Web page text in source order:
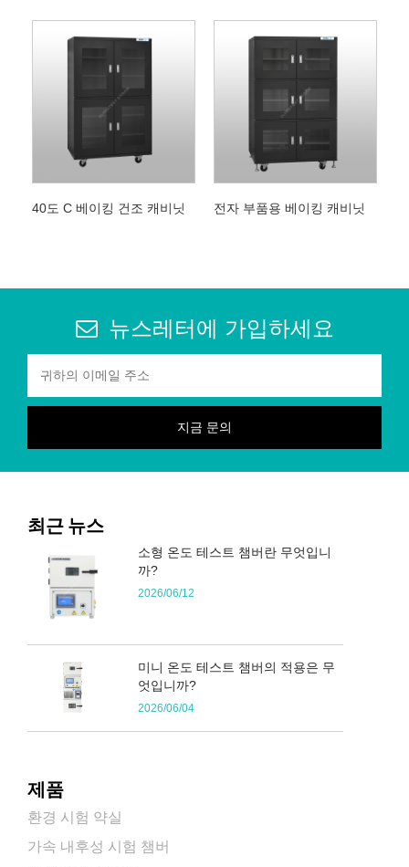
40도 C 베이킹 건조 캐비닛 전자 부품용 베이킹 캐비닛
뉴스레터에 가입하세요
최근 뉴스
소형 온도 테스트 챔버란 무엇입니
까?
2026/06/12
미니 온도 테스트 챔버의 적용은 무
엇입니까?
2026/06/04
제품
환경 시험 약실
가속 내후성 시험 챔버